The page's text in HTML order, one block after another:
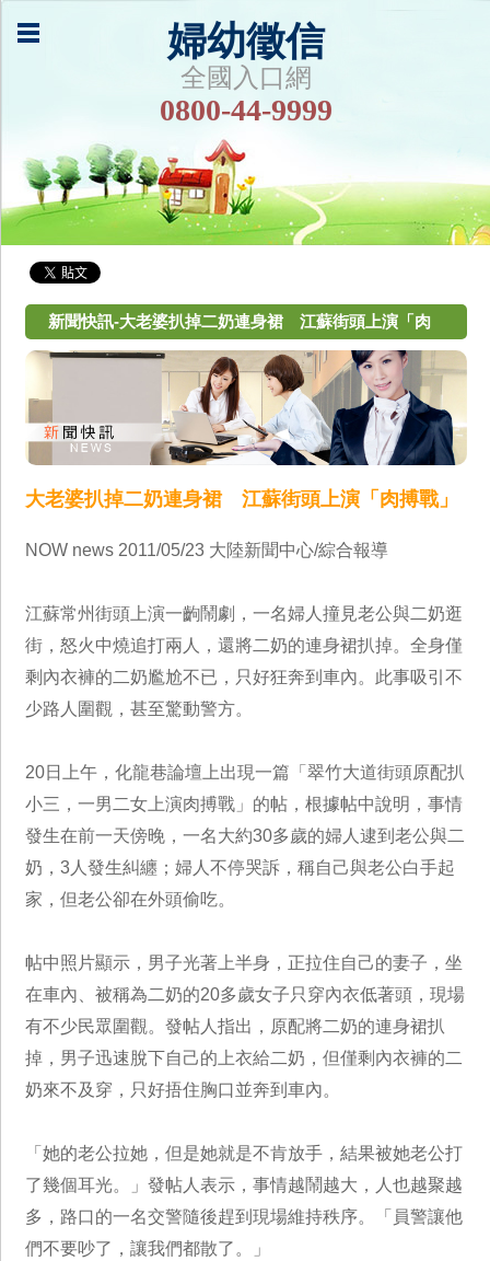
婦幼徵信
全國入口網
0800-44-9999
新聞快訊-大老婆扒掉二奶連身裙 江蘇街頭上演「肉
搏戰」
大老婆扒掉二奶連身裙 江蘇街頭上演「肉搏戰」
NOW news 2011/05/23 大陸新聞中心/綜合報導
江蘇常州街頭上演一齣鬧劇，一名婦人撞見老公與二奶逛
街，怒火中燒追打兩人，還將二奶的連身裙扒掉。全身僅
剩內衣褲的二奶尷尬不已，只好狂奔到車內。此事吸引不
少路人圍觀，甚至驚動警方。
20日上午，化龍巷論壇上出現一篇「翠竹大道街頭原配扒
小三，一男二女上演肉搏戰」的帖，根據帖中說明，事情
發生在前一天傍晚，一名大約30多歲的婦人逮到老公與二
奶，3人發生糾纏；婦人不停哭訴，稱自己與老公白手起
家，但老公卻在外頭偷吃。
帖中照片顯示，男子光著上半身，正拉住自己的妻子，坐
在車內、被稱為二奶的20多歲女子只穿內衣低著頭，現場
有不少民眾圍觀。發帖人指出，原配將二奶的連身裙扒
掉，男子迅速脫下自己的上衣給二奶，但僅剩內衣褲的二
奶來不及穿，只好捂住胸口並奔到車內。
「她的老公拉她，但是她就是不肯放手，結果被她老公打
了幾個耳光。」發帖人表示，事情越鬧越大，人也越聚越
多，路口的一名交警隨後趕到現場維持秩序。「員警讓他
們不要吵了，讓我們都散了。」